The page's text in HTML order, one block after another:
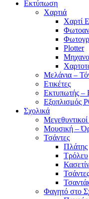
Εκτύπωση
Χαρτιά
Χαρτί
Plotter
Μελάνια –
Ετικέτες
Εκτυπωτής –
Εξοπλισμός
Σχολικά
Μουσική –
Τσάντες
Πλάτης
Τρόλευ
Φαγητό στο